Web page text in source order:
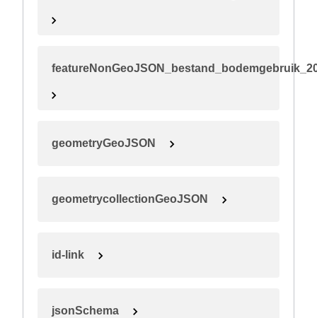
geometryGeoJSON
geometrycollectionGeoJSON
id-link
jsonSchema